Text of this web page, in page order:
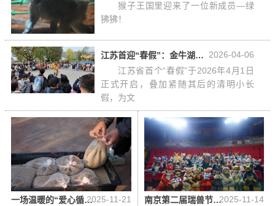
猴子王国里迎来了一位新成员—绿
狒狒！
江苏首迎“春假”：金牛湖野生动物王国交出亮眼答卷
江苏省首个“春假”于2026年4月1日
正式开启，叠加紧随其后的清明小长
假，为文
2026-04-06
一场温暖的“爱心循环”：动物王国采购残联面包虫，共同守护萌兽过寒冬
2025-11-21
南京第二届瑞兽节圆满落幕：百兽出巡，快乐炸街！2025-11-14